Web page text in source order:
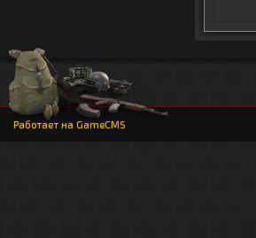
Работает на GameCMS